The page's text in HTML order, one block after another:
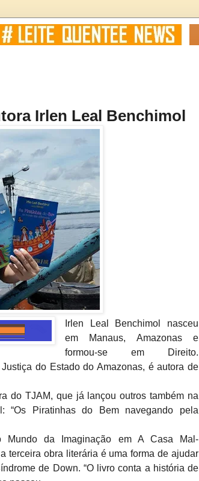
Irlen Leal Benchimol
Irlen Leal Benchimol nasceu
em Manaus, Amazonas e
formou-se em Direito.
do Estado do Amazonas, é autora de
do TJAM, que já lançou outros também na
“Os Piratinhas do Bem navegando pela
da Imaginação em A Casa Mal-
terceira obra literária é uma forma de ajudar
de Down. “O livro conta a história de